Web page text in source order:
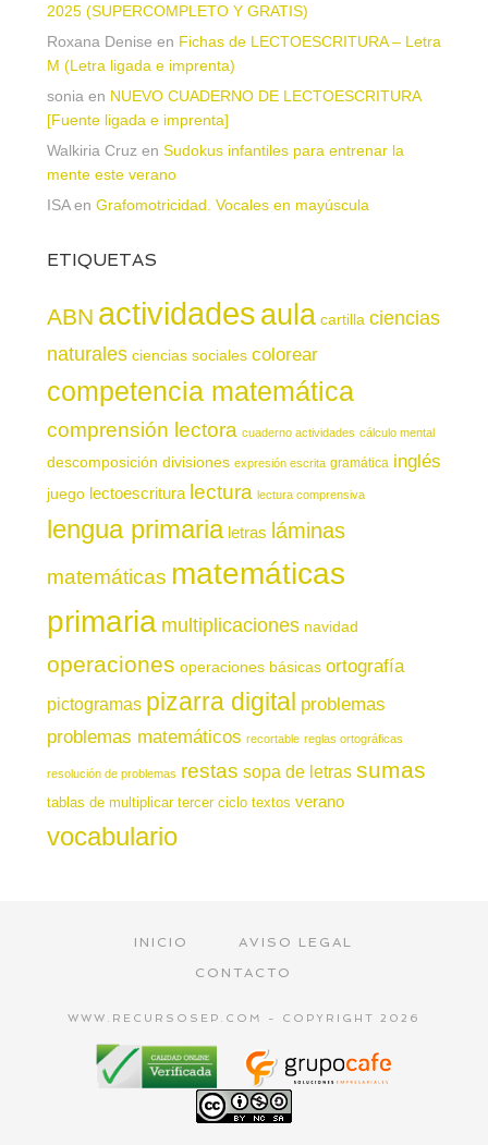
2025 (SUPERCOMPLETO Y GRATIS)
Roxana Denise en Fichas de LECTOESCRITURA – Letra
M (Letra ligada e imprenta)
sonia en NUEVO CUADERNO DE LECTOESCRITURA
[Fuente ligada e imprenta]
Walkiria Cruz en Sudokus infantiles para entrenar la
mente este verano
ISAen Grafomotricidad. Vocales en mayúscula
ETIQUETAS
ABN actividadesaula cartilla ciencias
naturales ciencias sociales colorear
competencia matemática
comprensión lectora cuaderno actividades cálculo mental
descomposición divisiones expresión escrita gramática inglés
juego lectoescritura lectura lectura comprensiva
lengua primaria letras láminas
matemáticas matemáticas
primaria multiplicaciones navidad
operaciones operaciones básicas ortografía
pictogramas pizarra digital problemas
problemas matemáticos recortable reglas ortográficas
resolución de problemas restas sopa de letras sumas
tablas de multiplicar tercer ciclo textos verano
vocabulario
INICIO
AVISO LEGAL
CONTACTO
WWW.RECURSOSEP.COM - COPYRIGHT 2026